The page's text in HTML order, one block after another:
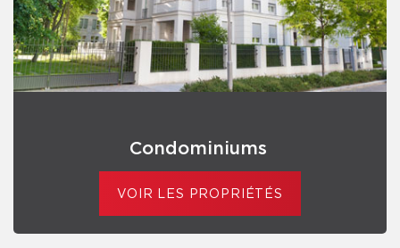
Condominiums
VOIR LES PROPRIÉTÉS